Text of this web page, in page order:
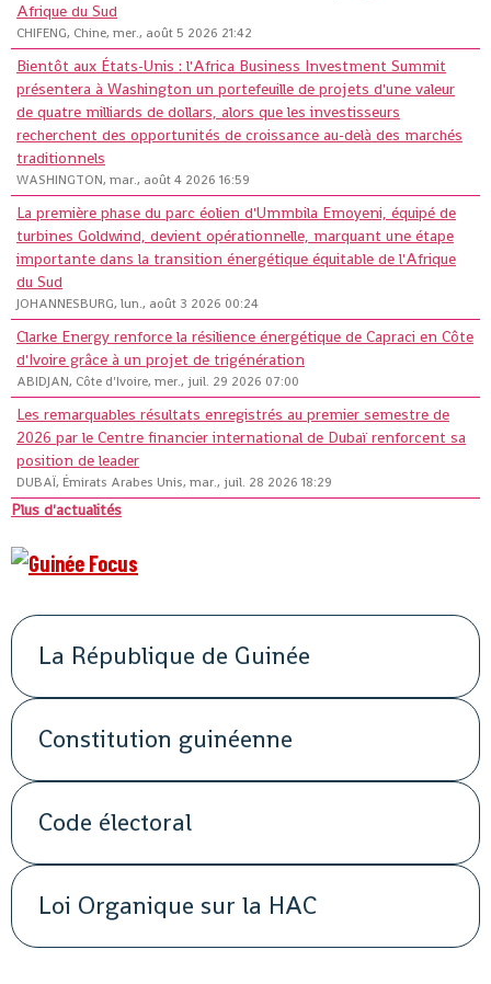
Afrique du Sud
CHIFENG, Chine, mer., août 5 2026 21:42
Bientôt aux États-Unis : l'Africa Business Investment Summit
présentera à Washington un portefeuille de projets d'une valeur
de quatre milliards de dollars, alors que les investisseurs
recherchent des opportunités de croissance au-delà des marchés
traditionnels
WASHINGTON, mar., août 4 2026 16:59
La première phase du parc éolien d'Ummbila Emoyeni, équipé de
turbines Goldwind, devient opérationnelle, marquant une étape
importante dans la transition énergétique équitable de l'Afrique
du Sud
JOHANNESBURG, lun., août 3 2026 00:24
Clarke Energy renforce la résilience énergétique de Capraci en Côte
d'Ivoire grâce à un projet de trigénération
ABIDJAN, Côte d'Ivoire, mer., juil. 29 2026 07:00
Les remarquables résultats enregistrés au premier semestre de
2026 par le Centre financier international de Dubaï renforcent sa
position de leader
DUBAÏ, Émirats Arabes Unis, mar., juil. 28 2026 18:29
Plus d'actualités
La République de Guinée
Constitution guinéenne
Code électoral
Loi Organique sur la HAC